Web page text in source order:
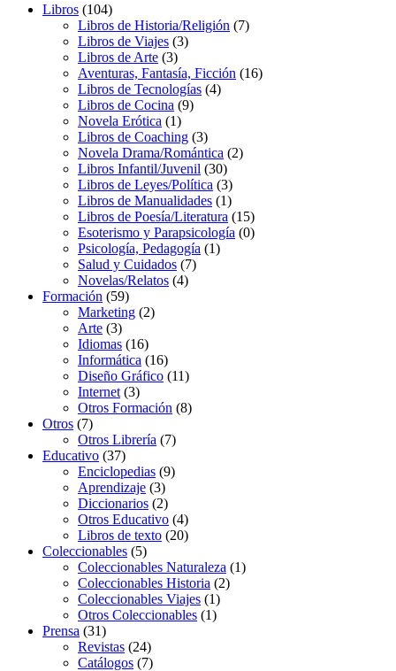
Libros (104)
Libros de Historia/Religión (7)
Libros de Viajes (3)
Libros de Arte (3)
Aventuras, Fantasía, Ficción (16)
Libros de Tecnologías (4)
Libros de Cocina (9)
Novela Erótica (1)
Libros de Coaching (3)
Novela Drama/Romántica (2)
Libros Infantil/Juvenil (30)
Libros de Leyes/Política (3)
Libros de Manualidades (1)
Libros de Poesía/Literatura (15)
Esoterismo y Parapsicología (0)
Psicología, Pedagogía (1)
Salud y Cuidados (7)
Novelas/Relatos (4)
Formación (59)
Marketing (2)
Arte (3)
Idiomas (16)
Informática (16)
Diseño Gráfico (11)
Internet (3)
Otros Formación (8)
Otros (7)
Otros Librería (7)
Educativo (37)
Enciclopedias (9)
Aprendizaje (3)
Diccionarios (2)
Otros Educativo (4)
Libros de texto (20)
Coleccionables (5)
Coleccionables Naturaleza (1)
Coleccionables Historia (2)
Coleccionables Viajes (1)
Otros Coleccionables (1)
Prensa (31)
Revistas (24)
Catálogos (7)